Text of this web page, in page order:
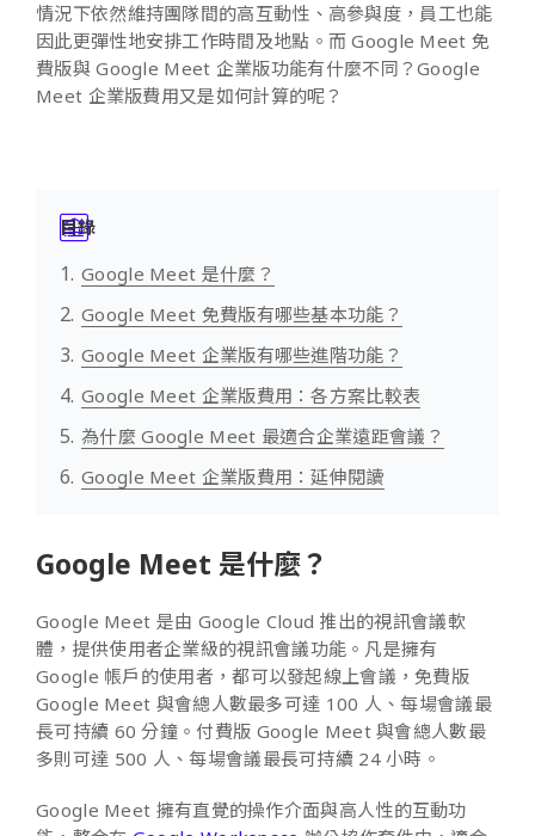
情況下依然維持團隊間的高互動性、高參與度，員工也能
因此更彈性地安排工作時間及地點。而 Google Meet 免
費版與 Google Meet 企業版功能有什麼不同？Google
Meet 企業版費用又是如何計算的呢？
目錄
Google Meet 是什麼？
Google Meet 免費版有哪些基本功能？
Google Meet 企業版有哪些進階功能？
Google Meet 企業版費用：各方案比較表
為什麼 Google Meet 最適合企業遠距會議？
Google Meet 企業版費用：延伸閱讀
Google Meet 是什麼？
Google Meet 是由 Google Cloud 推出的視訊會議軟
體，提供使用者企業級的視訊會議功能。凡是擁有
Google 帳戶的使用者，都可以發起線上會議，免費版
Google Meet 與會總人數最多可達 100 人、每場會議最
長可持續 60 分鐘。付費版 Google Meet 與會總人數最
多則可達 500 人、每場會議最長可持續 24 小時。
Google Meet 擁有直覺的操作介面與高人性的互動功